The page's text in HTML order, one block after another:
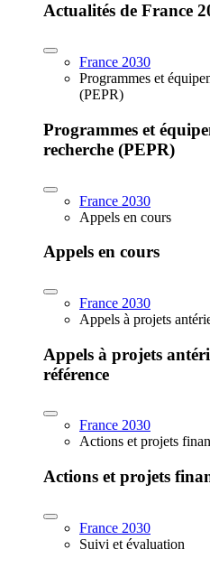
Actualités de France
France 2030
Programmes et
(PEPR)
Programmes et
recherche (PEPR)
France 2030
Appels en cours
Appels en cours
France 2030
Appels à projets
Appels à projets
référence
France 2030
Actions et projets
Actions et projets
France 2030
Suivi et évaluation